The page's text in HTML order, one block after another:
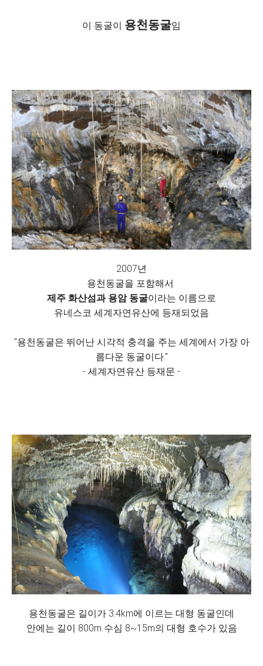
이 동굴이 용천동굴임
2007년
용천동굴을 포함해서
제주 화산섬과 용암 동굴이라는 이름으로
유네스코 세계자연유산에 등재되었음
"용천동굴은 뛰어난 시각적 충격을 주는 세계에서 가장 아
름다운 동굴이다."
- 세계자연유산 등재문 -
용천동굴은 길이가 3.4km에 이르는 대형 동굴인데
안에는 길이 800m 수심 8~15m의 대형 호수가 있음